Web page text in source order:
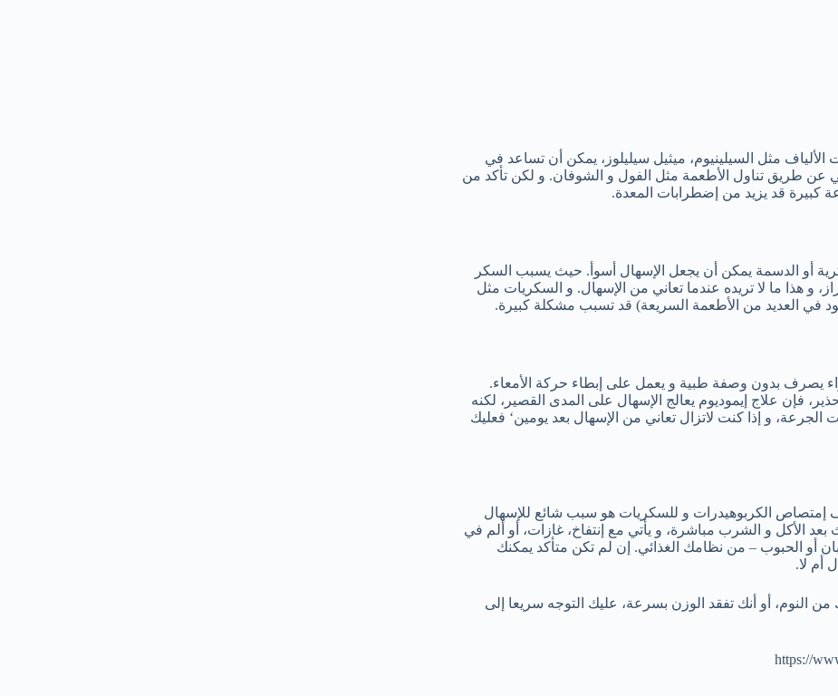
الألياف مثل السيلينيوم، ميثيل سيليلوز، يمكن أن تساعد في
عن طريق تناول الأطعمة مثل الفول و الشوفان. و لكن تأكد من
كبيرة قد يزيد من إضطرابات المعدة.
أو الدسمة يمكن أن يجعل الإسهال أسوأ. حيث يسبب السكر
و هذا ما لا تريده عندما تعاني من الإسهال. و السكريات مثل
في العديد من الأطعمة السريعة) قد تسبب مشكلة كبيرة.
يصرف بدون وصفة طبية و يعمل على إبطاء حركة الأمعاء.
فإن علاج إيموديوم يعالج الإسهال على المدى القصير، لكنه
و إذا كنت لاتزال تعاني من الإسهال بعد يومين‘ فعليك
الكربوهيدرات و للسكريات هو سبب شائع للإسهال
الأكل و الشرب مباشرة، و يأتي مع إنتفاخ، غازات، أو ألم في
أو الحبوب – من نظامك الغذائي. إن لم تكن متأكد يمكنك
أم لا.
النوم، أو أنك تفقد الوزن بسرعة، عليك التوجه سريعا إلى